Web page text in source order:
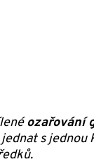
ozařování
s